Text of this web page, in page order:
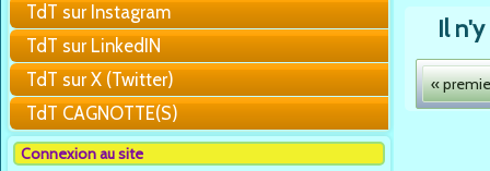
TdT sur Instagram
TdT sur LinkedIN
TdT sur X (Twitter)
TdT CAGNOTTE(S)
Connexion au site
Il n'y
Pages
«